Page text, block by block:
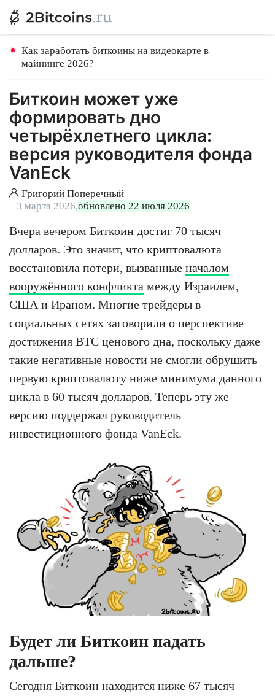
Как заработать биткоины на видеокарте в
майнинге 2026?
Биткоин может уже
формировать дно
четырёхлетнего цикла:
версия руководителя фонда
VanEck
Григорий Поперечный
3 марта 2026,обновлено 22 июля 2026
Вчера вечером Биткоин достиг 70 тысяч
долларов. Это значит, что криптовалюта
восстановила потери, вызванные началом
вооружённого конфликта между Израилем,
США и Ираном. Многие трейдеры в
социальных сетях заговорили о перспективе
достижения BTC ценового дна, поскольку даже
такие негативные новости не смогли обрушить
первую криптовалюту ниже минимума данного
цикла в 60 тысяч долларов. Теперь эту же
версию поддержал руководитель
инвестиционного фонда VanEck.
Будет ли Биткоин падать
дальше?
Сегодня Биткоин находится ниже 67 тысяч